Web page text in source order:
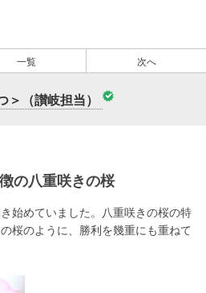
一覧 次へ
（讃岐担当）
の八重咲きの桜
始めていました。八重咲きの桜の特
桜のように、勝利を幾重にも重ねて